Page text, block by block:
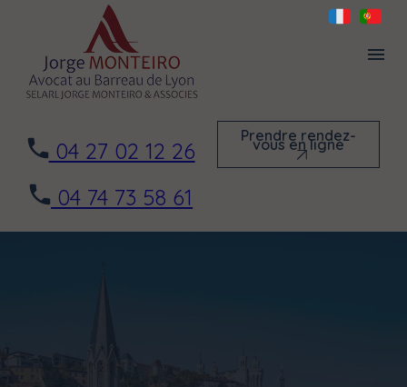
menu
04 27 02 12 26
04 74 73 58 61
Prendre rendez-
vous en ligne
Panneau de gestion des cookies